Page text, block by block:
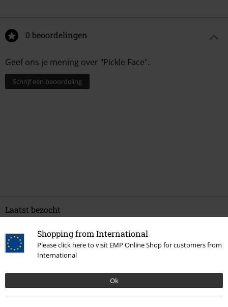
Shopping from International
Please click here to visit EMP Online Shop for customers from
International
Ok
0 beoordelingen
Geef ons je mening over "Pickle Face".
Schrijf een beoordeling
Laatst bezocht